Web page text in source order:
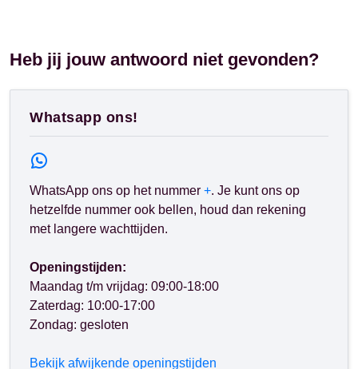
Heb jij jouw antwoord niet gevonden?
Whatsapp ons!
WhatsApp ons op het nummer +. Je kunt ons op
hetzelfde nummer ook bellen, houd dan rekening
met langere wachttijden.
Openingstijden:
Maandag t/m vrijdag: 09:00-18:00
Zaterdag: 10:00-17:00
Zondag: gesloten
Bekijk afwijkende openingstijden